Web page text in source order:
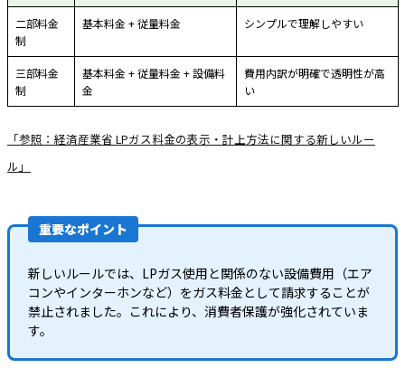
二部料金
制
基本料金 + 従量料金 シンプルで理解しやすい
三部料金
制
基本料金 + 従量料金 + 設備料
金
費用内訳が明確で透明性が高
い
「参照：経済産業省 LPガス料金の表示・計上方法に関する新しいルー
ル」
重要なポイント
新しいルールでは、LPガス使用と関係のない設備費用（エア
コンやインターホンなど）をガス料金として請求することが
禁止されました。これにより、消費者保護が強化されていま
す。